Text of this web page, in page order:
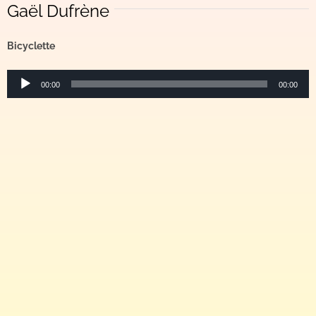
Gaël Dufrène
Bicyclette
Lecteur
audio
00:00 00:00